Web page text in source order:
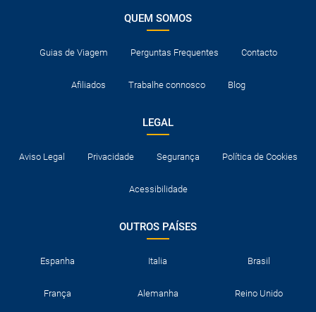
QUEM SOMOS
Guias de Viagem Perguntas Frequentes Contacto
Afiliados Trabalhe connosco Blog
LEGAL
Aviso Legal Privacidade Segurança Política de Cookies
Acessibilidade
OUTROS PAÍSES
Espanha Italia Brasil
França Alemanha Reino Unido